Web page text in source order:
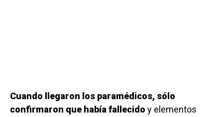
Cuando llegaron los paramédicos, sólo
confirmaron que había fallecido y elementos